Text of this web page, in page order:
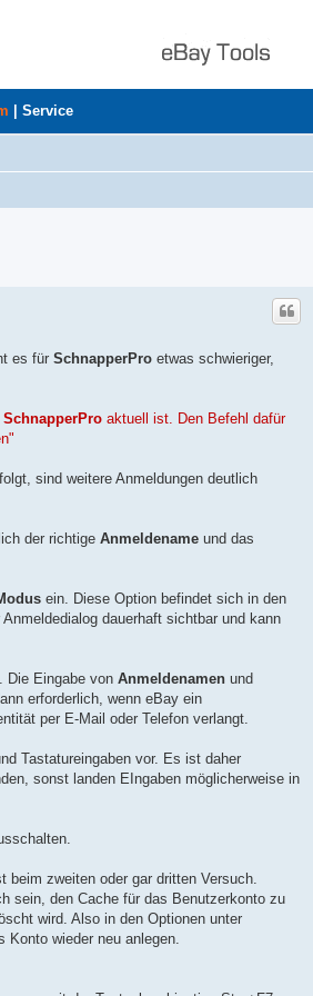
Service
es für SchnapperPro etwas schwieriger,
SchnapperPro aktuell ist. Den Befehl dafür
sind weitere Anmeldungen deutlich
der richtige Anmeldename und das
ein. Diese Option befindet sich in den
dauerhaft sichtbar und kann
Die Eingabe von Anmeldenamen und
erforderlich, wenn eBay ein
per E-Mail oder Telefon verlangt.
Tastatureingaben vor. Es ist daher
sonst landen EIngaben möglicherweise in
beim zweiten oder gar dritten Versuch.
sein, den Cache für das Benutzerkonto zu
wird. Also in den Optionen unter
Konto wieder neu anlegen.